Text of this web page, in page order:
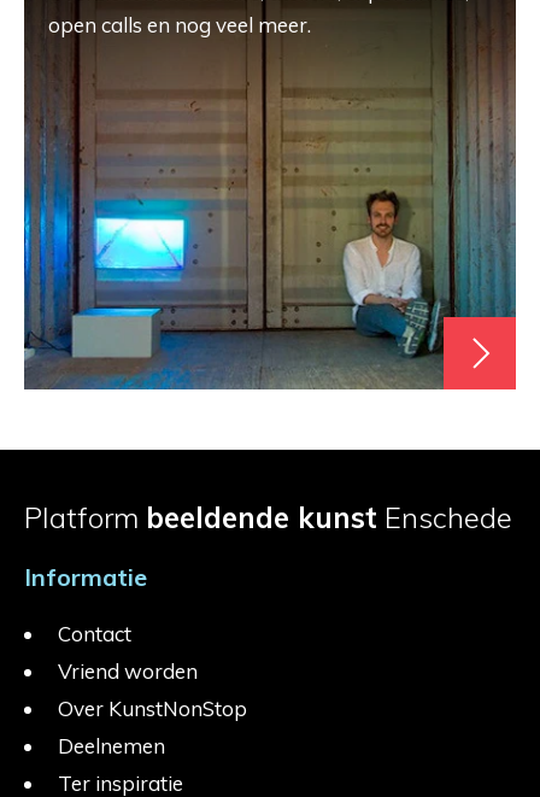
open calls en nog veel meer.
Platform beeldende kunst Enschede
Informatie
Contact
Vriend worden
Over KunstNonStop
Deelnemen
Ter inspiratie